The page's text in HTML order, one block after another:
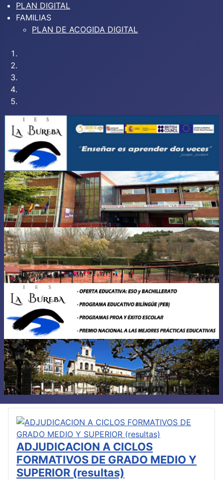
PLAN DIGITAL
FAMILIAS
PLAN DE ACOGIDA DIGITAL
ADJUDICACION A CICLOS
FORMATIVOS DE GRADO MEDIO Y
SUPERIOR (resultas)